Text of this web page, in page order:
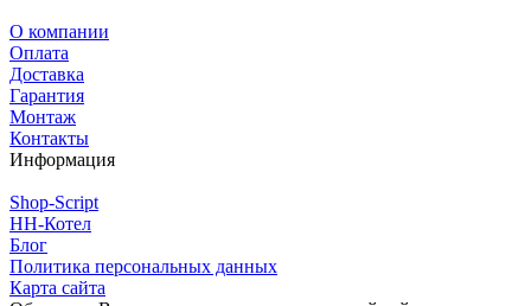
О компании
Оплата
Доставка
Гарантия
Монтаж
Контакты
Информация
Shop-Script
НН-Котел
Блог
Политика персональных данных
Карта сайта